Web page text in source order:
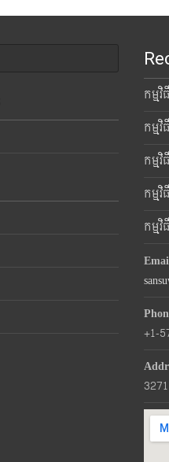
កម្ម
កម្ម
កម្ម
កម្ម
កម្ម
+1-